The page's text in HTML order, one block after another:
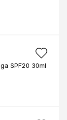
SPF20 30ml